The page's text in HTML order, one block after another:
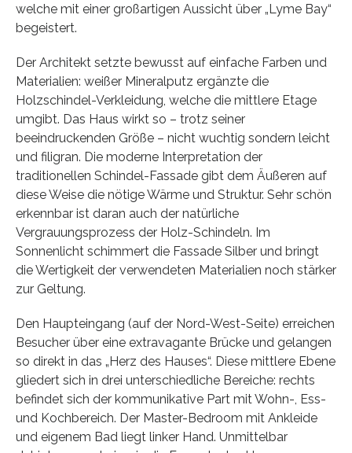
welche mit einer großartigen Aussicht über „Lyme Bay“
begeistert.
Der Architekt setzte bewusst auf einfache Farben und
Materialien: weißer Mineralputz ergänzte die
Holzschindel-Verkleidung, welche die mittlere Etage
umgibt. Das Haus wirkt so – trotz seiner
beeindruckenden Größe – nicht wuchtig sondern leicht
und filigran. Die moderne Interpretation der
traditionellen Schindel-Fassade gibt dem Äußeren auf
diese Weise die nötige Wärme und Struktur. Sehr schön
erkennbar ist daran auch der natürliche
Vergrauungsprozess der Holz-Schindeln. Im
Sonnenlicht schimmert die Fassade Silber und bringt
die Wertigkeit der verwendeten Materialien noch stärker
zur Geltung.
Den Haupteingang (auf der Nord-West-Seite) erreichen
Besucher über eine extravagante Brücke und gelangen
so direkt in das „Herz des Hauses“. Diese mittlere Ebene
gliedert sich in drei unterschiedliche Bereiche: rechts
befindet sich der kommunikative Part mit Wohn-, Ess-
und Kochbereich. Der Master-Bedroom mit Ankleide
und eigenem Bad liegt linker Hand. Unmittelbar